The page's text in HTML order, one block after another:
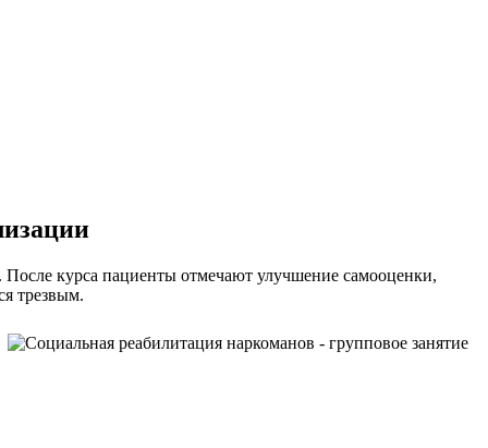
После курса пациенты отмечают улучшение самооценки,
трезвым.